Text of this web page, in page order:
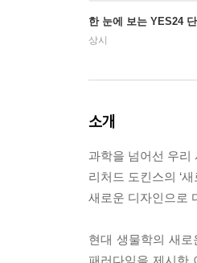
한 눈에 보는 YES24
상시
소개
과학을 넘어선 우리
리처드 도킨스의 ‘
새로운 디자인으로
현대 생물학의 새